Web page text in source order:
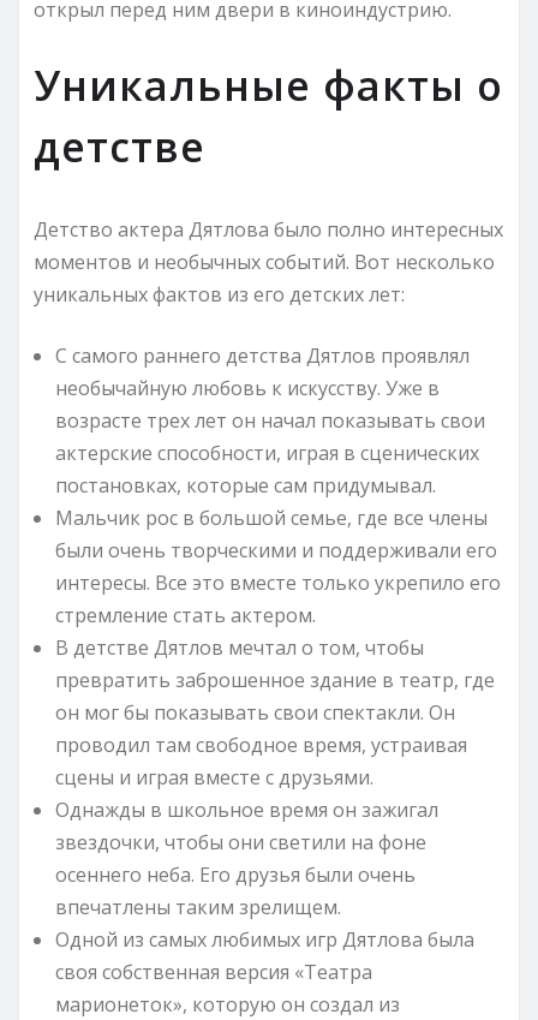
открыл перед ним двери в киноиндустрию.
Уникальные факты о
детстве
Детство актера Дятлова было полно интересных
моментов и необычных событий. Вот несколько
уникальных фактов из его детских лет:
С самого раннего детства Дятлов проявлял
необычайную любовь к искусству. Уже в
возрасте трех лет он начал показывать свои
актерские способности, играя в сценических
постановках, которые сам придумывал.
Мальчик рос в большой семье, где все члены
были очень творческими и поддерживали его
интересы. Все это вместе только укрепило его
стремление стать актером.
В детстве Дятлов мечтал о том, чтобы
превратить заброшенное здание в театр, где
он мог бы показывать свои спектакли. Он
проводил там свободное время, устраивая
сцены и играя вместе с друзьями.
Однажды в школьное время он зажигал
звездочки, чтобы они светили на фоне
осеннего неба. Его друзья были очень
впечатлены таким зрелищем.
Одной из самых любимых игр Дятлова была
своя собственная версия «Театра
марионеток», которую он создал из